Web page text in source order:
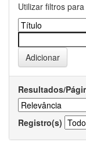
Utilizar filtros
Resultados/
Registro(s)